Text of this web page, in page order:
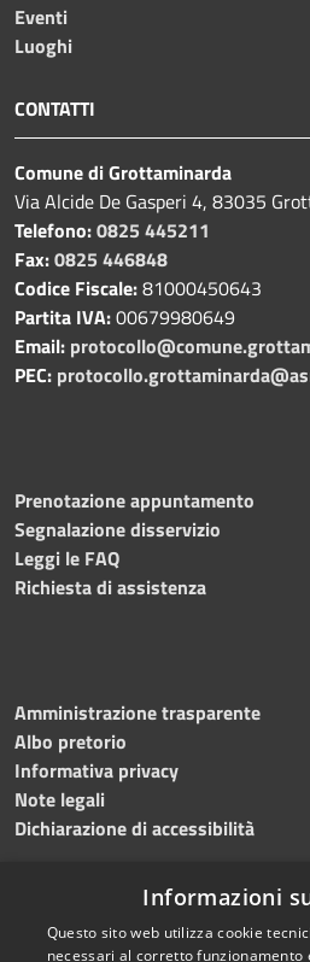
Eventi
Luoghi
CONTATTI
Comune di Grottaminarda
Via Alcide De Gasperi 4, 83035
Telefono:0825 445211
Fax:0825 446848
Codice Fiscale:81000450643
Partita IVA:00679980649
Email:
PEC:
Prenotazione appuntamento
Segnalazione disservizio
Leggi le FAQ
Richiesta di assistenza
Amministrazione trasparente
Albo pretorio
Informativa privacy
Note legali
Dichiarazione di accessibilità
RSS
Informazioni
Questo sito web utilizza cookie
necessari al corretto funzionamento